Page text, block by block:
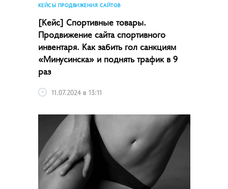
КЕЙСЫ ПРОДВИЖЕНИЯ САЙТОВ
[Кейс] Спортивные товары.
Продвижение сайта спортивного
инвентаря. Как забить гол санкциям
«Минусинска» и поднять трафик в 9
раз
11.07.2024 в 13:11